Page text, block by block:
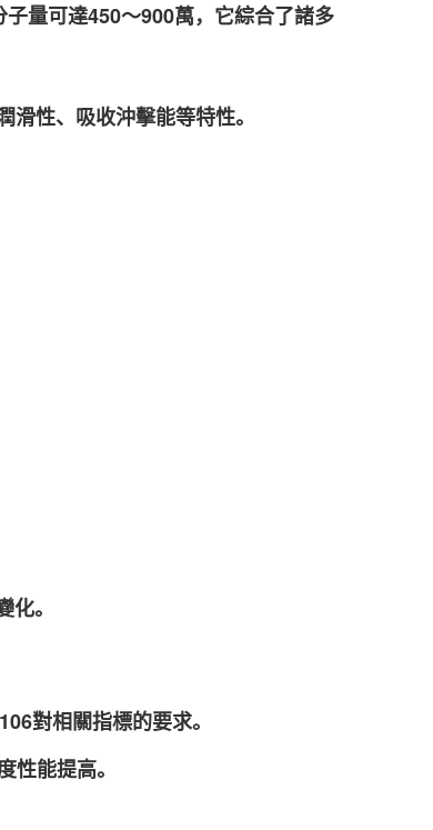
子量可達450～900萬，它綜合了諸多
性、吸收沖擊能等特性。
。
對相關指標的要求。
能提高。